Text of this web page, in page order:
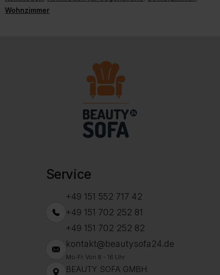
Wohnzimmer
Service
+49 151 552 717 42
+49 151 702 252 81
+49 151 702 252 82
kontakt@beautysofa24.de
Mo-Fr. Von 8 - 16 Uhr
BEAUTY SOFA GMBH